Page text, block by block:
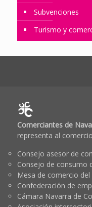
Subvenciones
Turismo y
Comerciantes de
representa al
Consejo asesor de
Consejo de consumo
Mesa de comercio
Confederación de
Cámara Navarra de